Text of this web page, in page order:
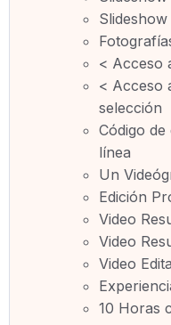
< Acceso
< Acceso
selección
Código
línea
Un
Edición
Video
Video
Video
10 Horas